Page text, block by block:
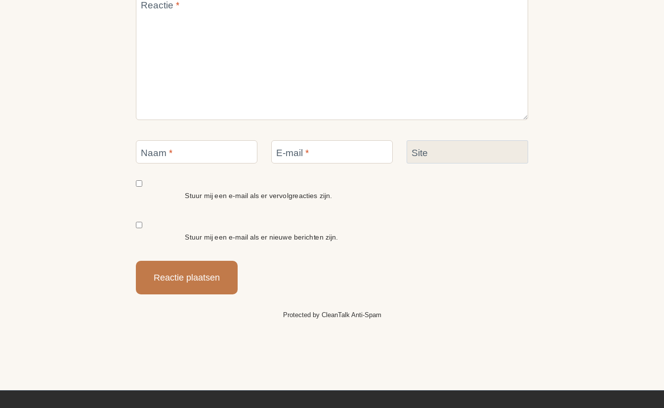
Reactie *
Naam * E-mail * Site
Stuur mij een e-mail als er vervolgreacties zijn.
Stuur mij een e-mail als er nieuwe berichten zijn.
Protected by CleanTalk Anti-Spam